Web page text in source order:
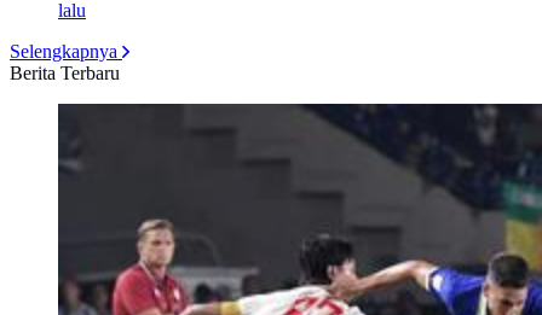
lalu
Selengkapnya
Berita Terbaru